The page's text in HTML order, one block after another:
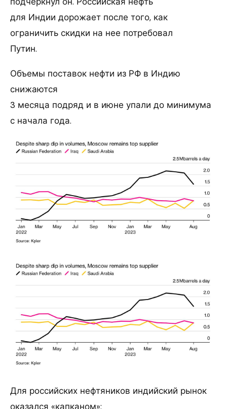
для Индии дорожает после того, как
ограничить скидки на нее потребовал
Путин.
Объемы поставок нефти из РФ в Индию
снижаются
3 месяца подряд и в июне упали до минимума
с начала года.
Для российских нефтяников индийский рынок
оказался «капканом»: